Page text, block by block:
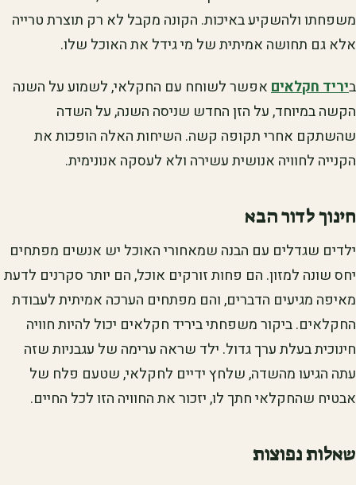
משפחתו ולהשקיע באיכות. הקונה מקבל לא רק תוצרת טרייה
אלא גם תחושה אמיתית של מי גידל את האוכל שלו.
ביריד חקלאיםאפשר לשוחח עם החקלאי, לשמוע על השנה
הקשה במיוחד, על הזן החדש שניסה השנה, על השדה
שהשתקם אחרי תקופה קשה. השיחות האלה הופכות את
הקנייה לחוויה אנושית עשירה ולא לעסקה אנונימית.
חינוך לדור הבא
ילדים שגדלים עם הבנה שמאחורי האוכל יש אנשים מפתחים
יחס שונה למזון. הם פחות זורקים אוכל, הם יותר סקרנים לדעת
מאיפה מגיעים הדברים, והם מפתחים הערכה אמיתית לעבודת
החקלאים. ביקור משפחתי ביריד חקלאים יכול להיות חוויה
חינוכית בעלת ערך גדול. ילד שראה ערימה של עגבניות שזה
עתה הגיעו מהשדה, שלחץ ידיים לחקלאי, שטעם פלח של
אבטיח שהחקלאי חתך לו, יזכור את החוויה הזו לכל החיים.
שאלות נפוצות